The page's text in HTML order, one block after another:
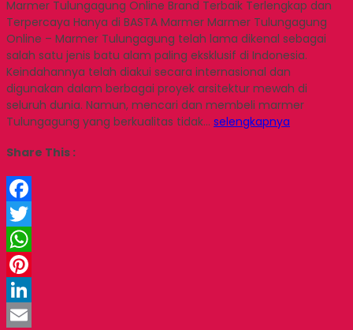
Marmer Tulungagung Online Brand Terbaik Terlengkap dan
Terpercaya Hanya di BASTA Marmer Marmer Tulungagung
Online – Marmer Tulungagung telah lama dikenal sebagai
salah satu jenis batu alam paling eksklusif di Indonesia.
Keindahannya telah diakui secara internasional dan
digunakan dalam berbagai proyek arsitektur mewah di
seluruh dunia. Namun, mencari dan membeli marmer
Tulungagung yang berkualitas tidak… selengkapnya
Share This :
Facebook
Twitter
WhatsApp
Pinterest
LinkedIn